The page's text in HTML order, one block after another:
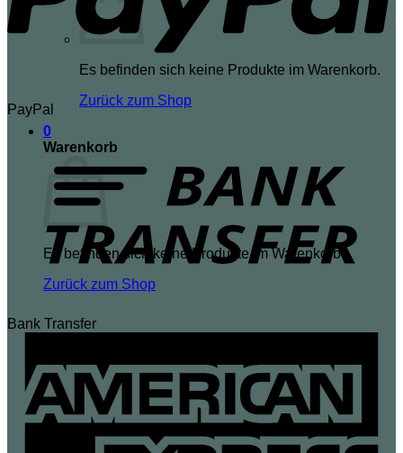
Es befinden sich keine Produkte im Warenkorb.
Zurück zum Shop
0
Warenkorb
Es befinden sich keine Produkte im Warenkorb.
Zurück zum Shop
PayPal
Bank Transfer